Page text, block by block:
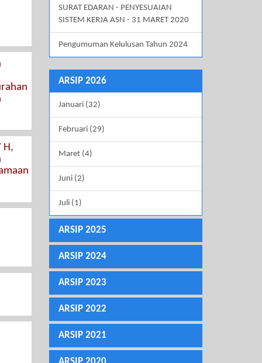
H,
SURAT EDARAN - PENYESUAIAN
SISTEM KERJA ASN - 31 MARET 2020
Pengumuman Kelulusan Tahun 2024
ARSIP 2026
Januari (32)
Februari (29)
Maret (4)
Juni (2)
Juli (1)
ARSIP 2025
ARSIP 2024
ARSIP 2023
ARSIP 2022
ARSIP 2021